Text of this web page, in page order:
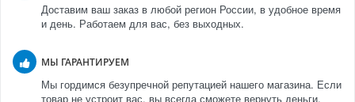
Доставим ваш заказ в любой регион России, в удобное время
и день. Работаем для вас, без выходных.
МЫ ГАРАНТИРУЕМ
Мы гордимся безупречной репутацией нашего магазина. Если
товар не устроит вас, вы всегда сможете вернуть деньги.